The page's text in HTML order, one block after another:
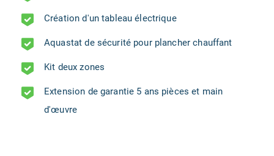
Création d'un tableau électrique
Aquastat de sécurité pour plancher chauffant
Kit deux zones
Extension de garantie 5 ans pièces et main
d'œuvre